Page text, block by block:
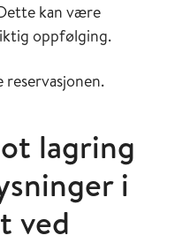
kan være
oppfølging.
reservasjonen.
lagring
i
ved